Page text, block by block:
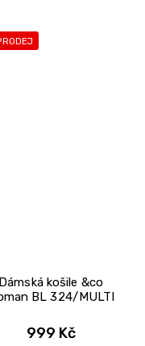
Dámská košile &co
BL 324/MULTI
999 Kč